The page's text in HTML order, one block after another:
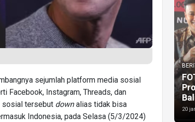
sejumlah platform media sosial
Facebook, Instagram, Threads, dan
sosial tersebut downalias tidak bisa
Indonesia, pada Selasa (5/3/2024)
20